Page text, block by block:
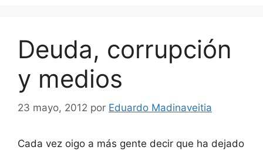
Deuda, corrupción
y medios
23 mayo, 2012 por Eduardo Madinaveitia
Cada vez oigo a más gente decir que ha dejado